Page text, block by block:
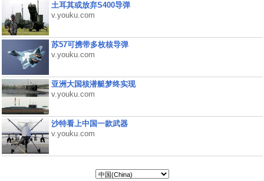
土耳其或放弃S400导弹
v.youku.com
苏57可携带多枚核导弹
v.youku.com
亚洲大国核潜艇梦终实现
v.youku.com
沙特看上中国一款武器
v.youku.com